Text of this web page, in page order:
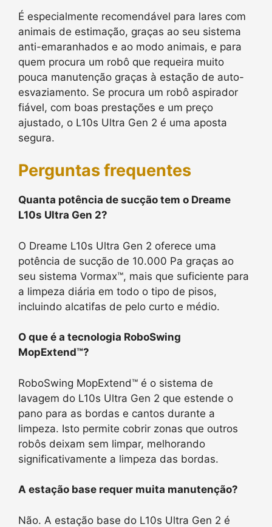
É especialmente recomendável para lares com
animais de estimação, graças ao seu sistema
anti-emaranhados e ao modo animais, e para
quem procura um robô que requeira muito
pouca manutenção graças à estação de auto-
esvaziamento. Se procura um robô aspirador
fiável, com boas prestações e um preço
ajustado, o L10s Ultra Gen 2 é uma aposta
segura.
Perguntas frequentes
Quanta potência de sucção tem o Dreame
L10s Ultra Gen 2?
O Dreame L10s Ultra Gen 2 oferece uma
potência de sucção de 10.000 Pa graças ao
seu sistema Vormax™, mais que suficiente para
a limpeza diária em todo o tipo de pisos,
incluindo alcatifas de pelo curto e médio.
O que é a tecnologia RoboSwing
MopExtend™?
RoboSwing MopExtend™ é o sistema de
lavagem do L10s Ultra Gen 2 que estende o
pano para as bordas e cantos durante a
limpeza. Isto permite cobrir zonas que outros
robôs deixam sem limpar, melhorando
significativamente a limpeza das bordas.
A estação base requer muita manutenção?
Não. A estação base do L10s Ultra Gen 2 é